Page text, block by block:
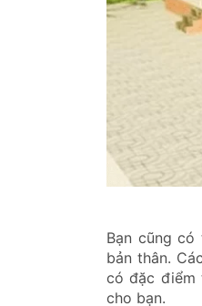
Bạn cũng có
bản thân.
có đặc điểm
cho bạn.